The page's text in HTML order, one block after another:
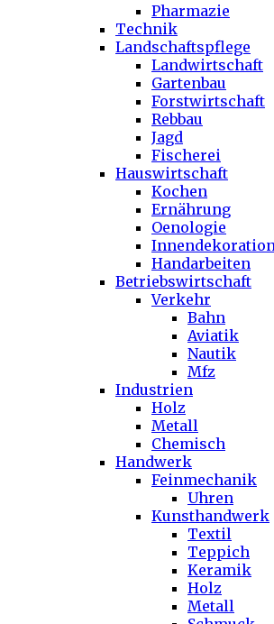
Pharmazie
Technik
Landschaftspflege
Landwirtschaft
Gartenbau
Forstwirtschaft
Rebbau
Jagd
Fischerei
Hauswirtschaft
Kochen
Ernährung
Oenologie
Handarbeiten
Betriebswirtschaft
Verkehr
Bahn
Aviatik
Nautik
Mfz
Industrien
Holz
Metall
Chemisch
Handwerk
Feinmechanik
Uhren
Kunsthandwerk
Textil
Teppich
Keramik
Holz
Metall